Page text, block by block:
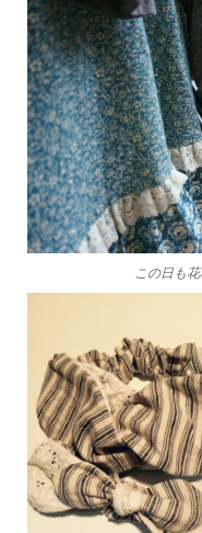
この日も